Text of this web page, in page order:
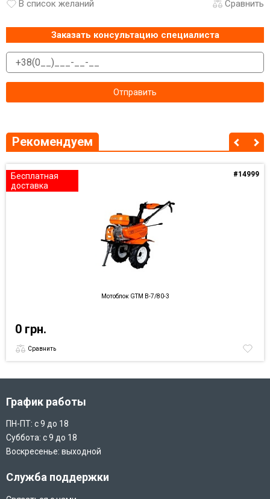
В список желаний Сравнить
Заказать консультацию специалиста
Рекомендуем
Бесплатная
доставка
#14999
Мотоблок GTM B-7/80-3
0 грн.
Сравнить
График работы
ПН-ПТ: с 9 до 18
Суббота: с 9 до 18
Воскресенье: выходной
Служба поддержки